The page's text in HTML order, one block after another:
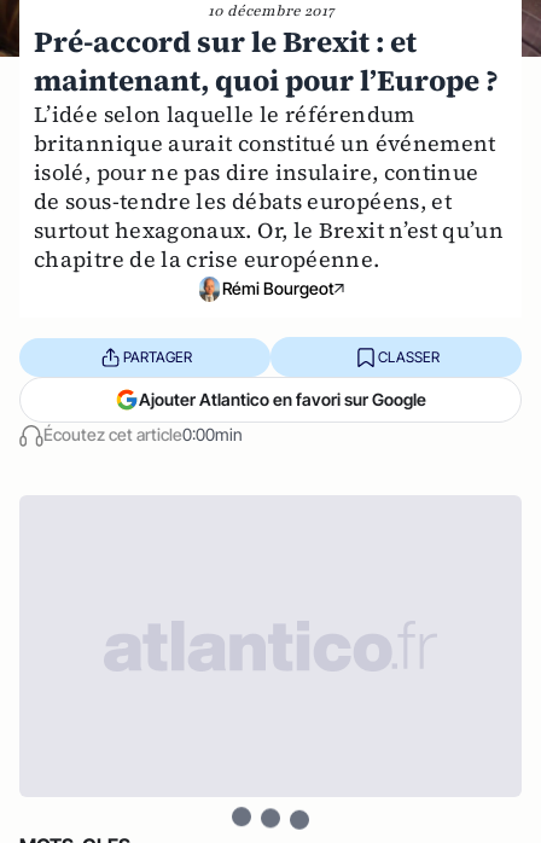
10 décembre 2017
Pré-accord sur le Brexit : et
maintenant, quoi pour l’Europe ?
L’idée selon laquelle le référendum
britannique aurait constitué un événement
isolé, pour ne pas dire insulaire, continue
de sous-tendre les débats européens, et
surtout hexagonaux. Or, le Brexit n’est qu’un
chapitre de la crise européenne.
Rémi Bourgeot
Écoutez cet article0:00min
PARTAGER CLASSER
Ajouter Atlantico en favori sur Google